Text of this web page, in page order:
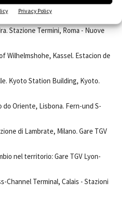
Privacy Policy
Parigi. Puerta de Atocha, Madrid.
Stazione Termini, Roma - Nuove
Wilhelmshohe, Kassel. Estacion de
Kyoto Station Building, Kyoto.
Oriente, Lisbona. Fern-und S-
di Lambrate, Milano. Gare TGV
nel territorio: Gare TGV Lyon-
Channel Terminal, Calais - Stazioni